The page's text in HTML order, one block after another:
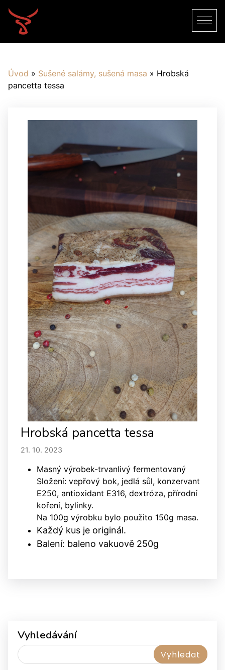
Úvod » Sušené salámy, sušená masa » Hrobská
pancetta tessa
Hrobská pancetta tessa
21. 10. 2023
Masný výrobek-trvanlivý fermentovaný
Složení: vepřový bok, jedlá sůl, konzervant
E250, antioxidant E316, dextróza, přírodní
koření, bylinky.
Na 100g výrobku bylo použito 150g masa.
Každý kus je originál.
Balení: baleno vakuově 250g
Vyhledávání